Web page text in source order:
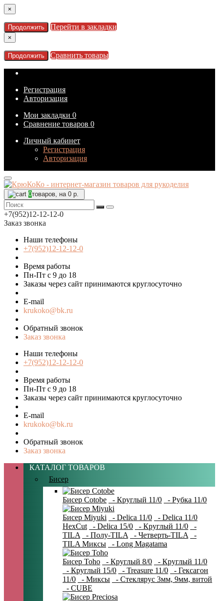
×
Продолжить Перейти в закладки
×
Продолжить Сравнить товары
Регистрация
Авторизация
Мои закладки 0
Сравнение товаров 0
Личный кабинет
Регистрация
Авторизация
0товаров, на 0 р.
+7(952)12-12-12-0
Заказ звонка
Наши телефоны
+7(952)12-12-12-0
Время работы
Пн-Пт с 9 до 18
Заказы через сайт принимаются круглосуточно
E-mail
krukoko@bk.ru
Обратный звонок
Заказ звонка
Наши телефоны
+7(952)12-12-12-0
Время работы
Пн-Пт с 9 до 18
Заказы через сайт принимаются круглосуточно
E-mail
krukoko@bk.ru
Обратный звонок
Заказ звонка
КАТАЛОГ ТОВАРОВ
Бисер
Бисер Cotobe - Круглый 11/0 - Рубка 11/0
Бисер Miyuki - Delica 11/0
- Delica 11/0
HexCut
- Delica 15/0 - Круглый 11/0
-
TILA
- Полу-TILA - Четверть-TILA
-
TILA Миксы
- Long Magatama
Бисер Toho - Круглый 8/0
- Круглый 11/0
- Круглый 15/0
- Treasure 11/0
- Гексагон
11/0
- Миксы
- Стеклярус 3мм, 9мм, витой
- CUBE